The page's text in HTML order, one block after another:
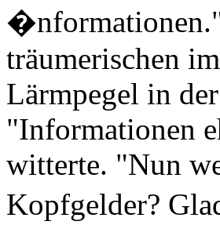
�nformationen."
träumerischen
Lärmpegel in
"Informationen
witterte. "Nun
Kopfgelder?